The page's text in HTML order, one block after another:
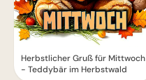
Herbstlicher Gruß für Mittwoch
- Teddybär im Herbstwald